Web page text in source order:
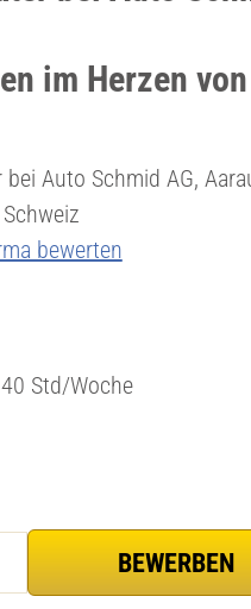
im Herzen
Auto Schmid AG,
bewerten
Std/Woche